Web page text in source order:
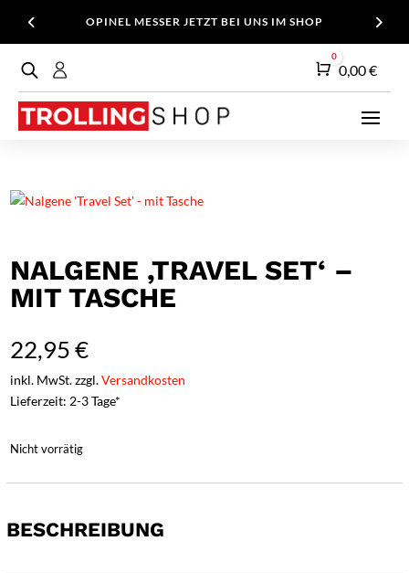
OPINEL MESSER JETZT BEI UNS IM SHOP
Warenkorb
0
0,00€
NALGENE ‚TRAVEL SET‘ –
MIT TASCHE
22,95€
inkl. MwSt. zzgl.Versandkosten
Lieferzeit: 2-3 Tage*
Nicht vorrätig
BESCHREIBUNG